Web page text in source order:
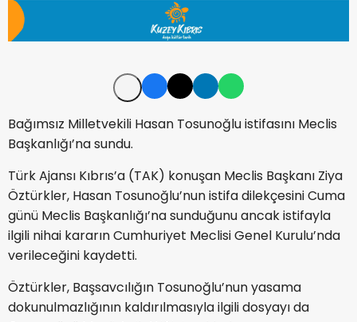
Bağımsız Milletvekili Hasan Tosunoğlu istifasını Meclis
Başkanlığı’na sundu.
Türk Ajansı Kıbrıs’a (TAK) konuşan Meclis Başkanı Ziya
Öztürkler, Hasan Tosunoğlu’nun istifa dilekçesini Cuma
günü Meclis Başkanlığı’na sunduğunu ancak istifayla
ilgili nihai kararın Cumhuriyet Meclisi Genel Kurulu’nda
verileceğini kaydetti.
Öztürkler, Başsavcılığın Tosunoğlu’nun yasama
dokunulmazlığının kaldırılmasıyla ilgili dosyayı da